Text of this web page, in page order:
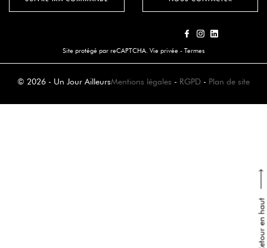
Retour en haut
Site protégé par reCAPTCHA. Vie privée - Termes
© 2026 - Un Jour AilleursMentions légales - RGPD - Plan de site